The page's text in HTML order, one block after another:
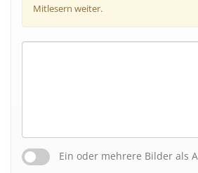
Mitlesern weiter.
Ein oder mehrere Bilder als